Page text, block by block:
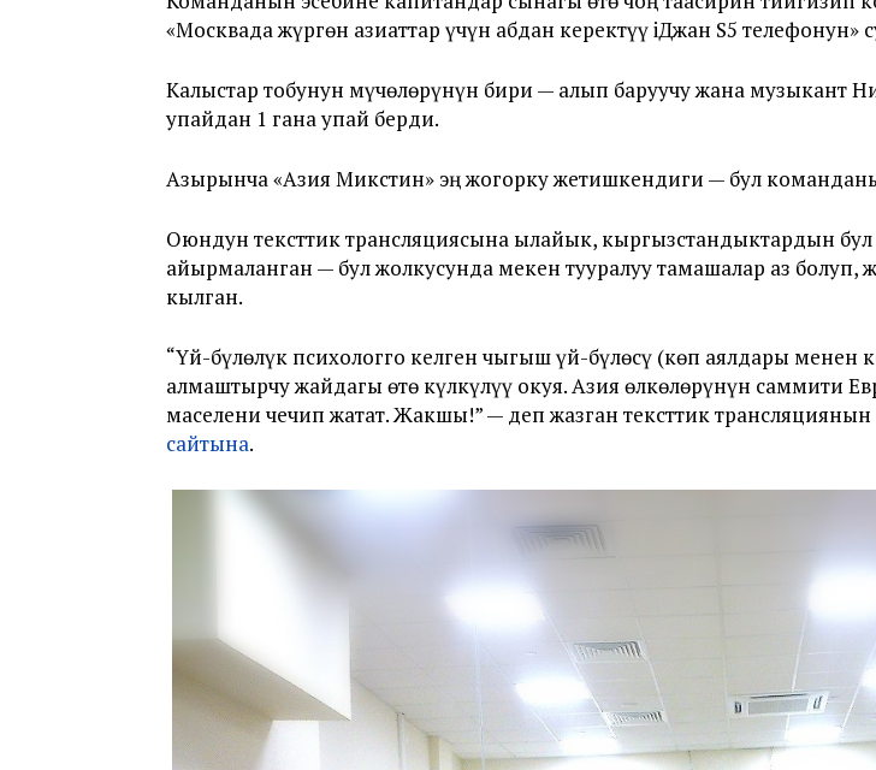
«Москвада жүргөн азиаттар үчүн абдан керектүү iДжан S5 телефонун»
Калыстар тобунун мүчөлөрүнүн бири — алып баруучу жана музыкант
упайдан 1 гана упай берди.
Азырынча «Азия Микстин» эң жогорку жетишкендиги — бул
Оюндун тексттик трансляциясына ылайык, кыргызстандыктардын
айырмаланган — бул жолкусунда мекен тууралуу тамашалар аз
кылган.
“Үй-бүлөлүк психологго келген чыгыш үй-бүлөсү (көп аялдары менен
алмаштырчу жайдагы өтө күлкүлүү окуя. Азия өлкөлөрүнүн саммити
маселени чечип жатат. Жакшы!” — деп жазган тексттик
сайтына.